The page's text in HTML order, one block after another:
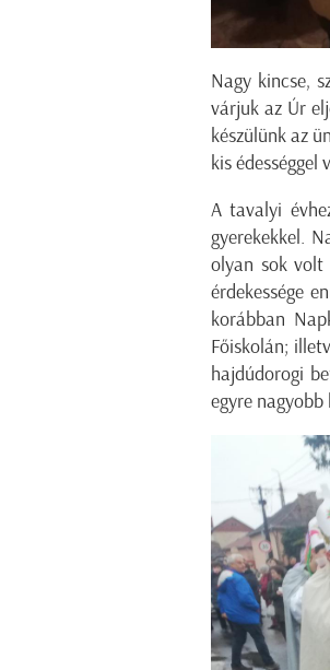
Nagy kincse,
várjuk az Úr
készülünk az
kis édességgel
A tavalyi
gyerekekkel.
olyan sok volt
érdekessége
korábban
Főiskolán;
hajdúdorogi
egyre